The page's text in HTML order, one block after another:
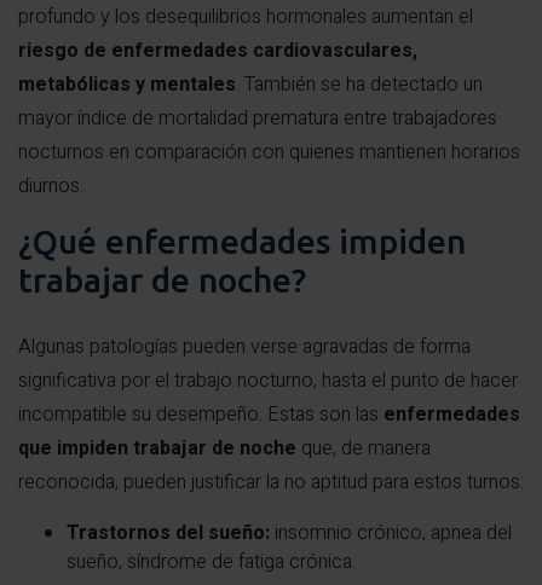
profundo y los desequilibrios hormonales aumentan el
riesgo de enfermedades cardiovasculares,
metabólicas y mentales. También se ha detectado un
mayor índice de mortalidad prematura entre trabajadores
nocturnos en comparación con quienes mantienen horarios
diurnos.
¿Qué enfermedades impiden
trabajar de noche?
Algunas patologías pueden verse agravadas de forma
significativa por el trabajo nocturno, hasta el punto de hacer
incompatible su desempeño. Estas son las enfermedades
que impiden trabajar de noche que, de manera
reconocida, pueden justificar la no aptitud para estos turnos:
Trastornos del sueño: insomnio crónico, apnea del
sueño, síndrome de fatiga crónica.